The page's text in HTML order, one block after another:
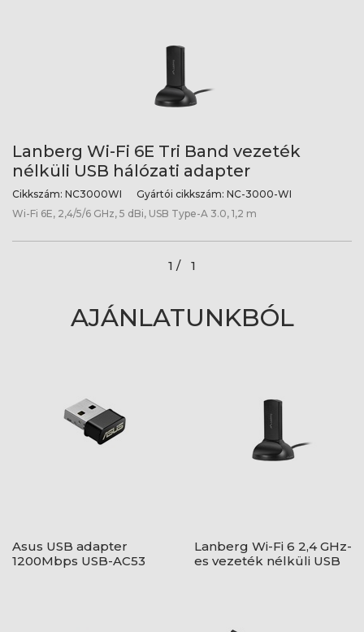
Lanberg Wi-Fi 6E Tri Band vezeték
nélküli USB hálózati adapter
Cikkszám: NC3000WI Gyártói cikkszám: NC-3000-WI
Wi-Fi 6E, 2,4/5/6 GHz, 5 dBi, USB Type-A 3.0, 1,2 m
1 / 1
AJÁNLATUNKBÓL
Asus USB adapter
1200Mbps USB-AC53
Lanberg Wi-Fi 6 2,4 GHz-
es vezeték nélküli USB